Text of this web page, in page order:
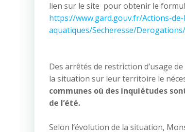
lien sur le site pour obtenir le
https://www.gard.gouv.fr/Actions-
aquatiques/Secheresse/
Des arrêtés de restriction d’usage
la situation sur leur territoire le
communes où des inquiétudes
de l’été.
Selon l’évolution de la situation,